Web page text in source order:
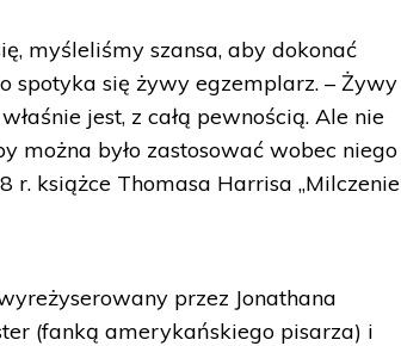
myśleliśmy szansa, aby dokonać
spotyka się żywy egzemplarz. – Żywy
jest, z całą pewnością. Ale nie
można było zastosować wobec niego
książce Thomasa Harrisa „Milczenie
przez Jonathana
(fanką amerykańskiego pisarza) i